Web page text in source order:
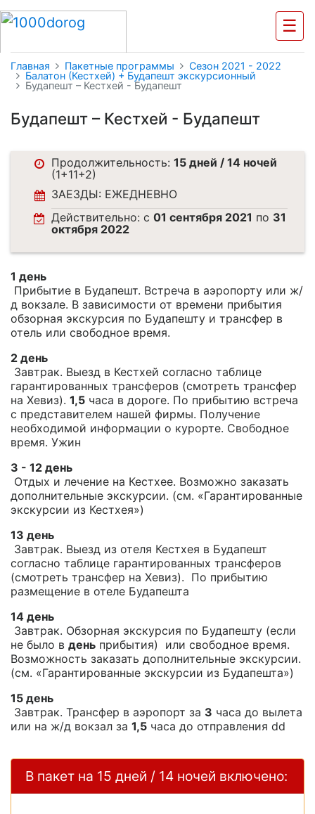
☰
Главная Пакетные программы
Cезон 2021 - 2022
Балатон (Кестхей) + Будапешт экскурсионный
Будапешт – Кестхей - Будапешт
Будапешт – Кестхей - Будапешт
Продолжительность:15 дней / 14 ночей
(1+11+2)
ЗАЕЗДЫ: ЕЖЕДНЕВНО
Действительно: c01 сентября 2021 по 31
октября 2022
1 день
Прибытие в Будапешт. Встреча в аэропорту или ж/
д вокзале. В зависимости от времени прибытия
обзорная экскурсия по Будапешту и трансфер в
отель или свободное время.
2 день
Завтрак. Выезд в Кестхей согласно таблице
гарантированных трансферов (смотреть трансфер
на Хевиз). 1,5 часа в дороге. По прибытию встреча
с представителем нашей фирмы. Получение
необходимой информации о курорте. Свободное
время. Ужин
3 - 12 день
Отдых и лечение на Кестхее. Возможно заказать
дополнительные экскурсии. (см. «Гарантированные
экскурсии из Кестхея»)
13 день
Завтрак. Выезд из отеля Кестхея в Будапешт
согласно таблице гарантированных трансферов
(смотреть трансфер на Хевиз). По прибытию
размещение в отеле Будапешта
14 день
Завтрак. Обзорная экскурсия по Будапешту (если
не было в день прибытия) или свободное время.
Возможность заказать дополнительные экскурсии.
(см. «Гарантированные экскурсии из Будапешта»)
15 день
Завтрак. Трансфер в аэропорт за 3 часа до вылета
или на ж/д вокзал за 1,5 часа до отправления dd
В пакет на 15 дней / 14 ночей включено: